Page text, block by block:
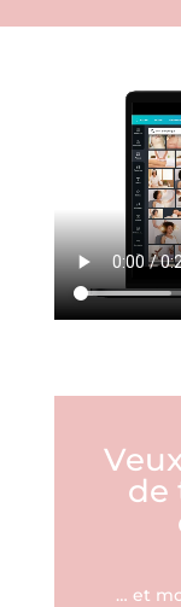
de
… et